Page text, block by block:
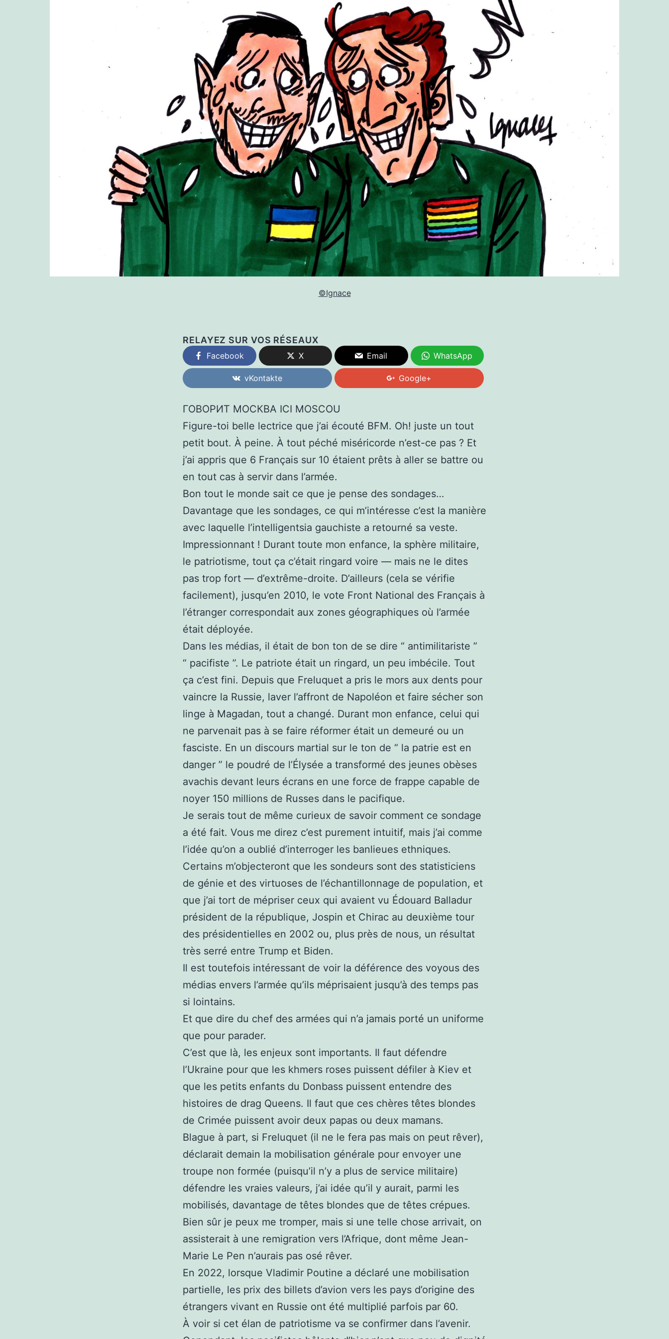
©Ignace
RELAYEZ SUR VOS RÉSEAUX
Facebook X Email WhatsApp
vKontakte Google+
ГОВОРИТ МОСКВА ICI MOSCOU
Figure-toi belle lectrice que j’ai écouté BFM. Oh! juste un tout
petit bout. À peine. À tout péché miséricorde n’est-ce pas ? Et
j’ai appris que 6 Français sur 10 étaient prêts à aller se battre ou
en tout cas à servir dans l’armée.
Bon tout le monde sait ce que je pense des sondages…
Davantage que les sondages, ce qui m’intéresse c’est la manière
avec laquelle l’intelligentsia gauchiste a retourné sa veste.
Impressionnant ! Durant toute mon enfance, la sphère militaire,
le patriotisme, tout ça c’était ringard voire — mais ne le dites
pas trop fort — d’extrême-droite. D’ailleurs (cela se vérifie
facilement), jusqu’en 2010, le vote Front National des Français à
l’étranger correspondait aux zones géographiques où l’armée
était déployée.
Dans les médias, il était de bon ton de se dire “ antimilitariste ”
“ pacifiste ”. Le patriote était un ringard, un peu imbécile. Tout
ça c’est fini. Depuis que Freluquet a pris le mors aux dents pour
vaincre la Russie, laver l’affront de Napoléon et faire sécher son
linge à Magadan, tout a changé. Durant mon enfance, celui qui
ne parvenait pas à se faire réformer était un demeuré ou un
fasciste. En un discours martial sur le ton de “ la patrie est en
danger ” le poudré de l’Élysée a transformé des jeunes obèses
avachis devant leurs écrans en une force de frappe capable de
noyer 150 millions de Russes dans le pacifique.
Je serais tout de même curieux de savoir comment ce sondage
a été fait. Vous me direz c’est purement intuitif, mais j’ai comme
l’idée qu’on a oublié d’interroger les banlieues ethniques.
Certains m’objecteront que les sondeurs sont des statisticiens
de génie et des virtuoses de l’échantillonnage de population, et
que j’ai tort de mépriser ceux qui avaient vu Édouard Balladur
président de la république, Jospin et Chirac au deuxième tour
des présidentielles en 2002 ou, plus près de nous, un résultat
très serré entre Trump et Biden.
Il est toutefois intéressant de voir la déférence des voyous des
médias envers l’armée qu’ils méprisaient jusqu’à des temps pas
si lointains.
Et que dire du chef des armées qui n’a jamais porté un uniforme
que pour parader.
C’est que là, les enjeux sont importants. Il faut défendre
l’Ukraine pour que les khmers roses puissent défiler à Kiev et
que les petits enfants du Donbass puissent entendre des
histoires de drag Queens. Il faut que ces chères têtes blondes
de Crimée puissent avoir deux papas ou deux mamans.
Blague à part, si Freluquet (il ne le fera pas mais on peut rêver),
déclarait demain la mobilisation générale pour envoyer une
troupe non formée (puisqu’il n’y a plus de service militaire)
défendre les vraies valeurs, j’ai idée qu’il y aurait, parmi les
mobilisés, davantage de têtes blondes que de têtes crépues.
Bien sûr je peux me tromper, mais si une telle chose arrivait, on
assisterait à une remigration vers l’Afrique, dont même Jean-
Marie Le Pen n’aurais pas osé rêver.
En 2022, lorsque Vladimir Poutine a déclaré une mobilisation
partielle, les prix des billets d’avion vers les pays d’origine des
étrangers vivant en Russie ont été multiplié parfois par 60.
À voir si cet élan de patriotisme va se confirmer dans l’avenir.